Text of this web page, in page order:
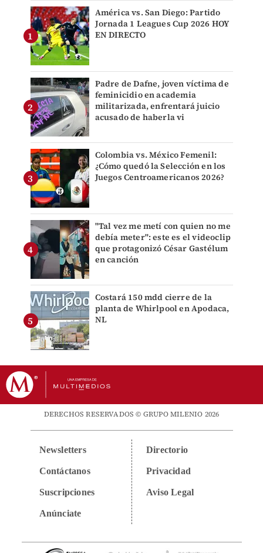
América vs. San Diego: Partido
Jornada 1 Leagues Cup 2026 HOY
EN DIRECTO
Padre de Dafne, joven víctima de
feminicidio en academia
militarizada, enfrentará juicio
acusado de haberla vi
Colombia vs. México Femenil:
¿Cómo quedó la Selección en los
Juegos Centroamericanos 2026?
"Tal vez me metí con quien no me
debía meter": este es el videoclip
que protagonizó César Gastélum
en canción
Costará 150 mdd cierre de la
planta de Whirlpool en Apodaca,
NL
DERECHOS RESERVADOS © GRUPO MILENIO 2026
Newsletters
Contáctanos
Suscripciones
Anúnciate
Directorio
Privacidad
Aviso Legal